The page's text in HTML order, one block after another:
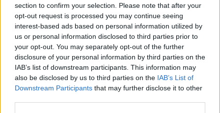
section to confirm your selection. Please note that after your
opt-out request is processed you may continue seeing
interest-based ads based on personal information utilized by
us or personal information disclosed to third parties prior to
your opt-out. You may separately opt-out of the further
disclosure of your personal information by third parties on the
IAB’s list of downstream participants. This information may
also be disclosed by us to third parties on the IAB’s List of
Downstream Participants that may further disclose it to other
Mitglieder, denen der Beitrag #570
gefällt
Liebe(r) Forum-Leser/in,
wenn Du in diesem Forum aktiv an den
Gesprächen teilnehmen oder eigene Themen
starten möchtest, musst Du Dich bitte zunächst im
Spiel einloggen. Falls Du noch keinen Spielaccount